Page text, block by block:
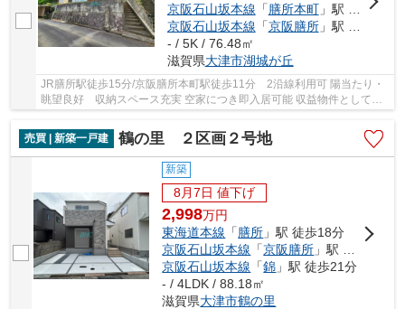
京阪石山坂本線 「膳所本町」駅 徒歩11分
京阪石山坂本線 「京阪膳所」駅 徒歩15分
- / 5K / 76.48㎡
滋賀県大津市湖城が丘
JR膳所駅徒歩15分/京阪膳所本町駅徒歩11分 2沿線利用可 陽当たり・
眺望良好 収納スペース充実 空家につき即入居可能 収益物件としても
オススメです
売買 | 新築一戸建
鶴の里 ２区画２号地
新築
8月7日 値下げ
2,998万円
東海道本線 「膳所 」駅 徒歩18分
京阪石山坂本線 「京阪膳所 」駅 徒歩18分
京阪石山坂本線 「錦 」駅 徒歩21分
- / 4LDK / 88.18㎡
滋賀県大津市鶴の里